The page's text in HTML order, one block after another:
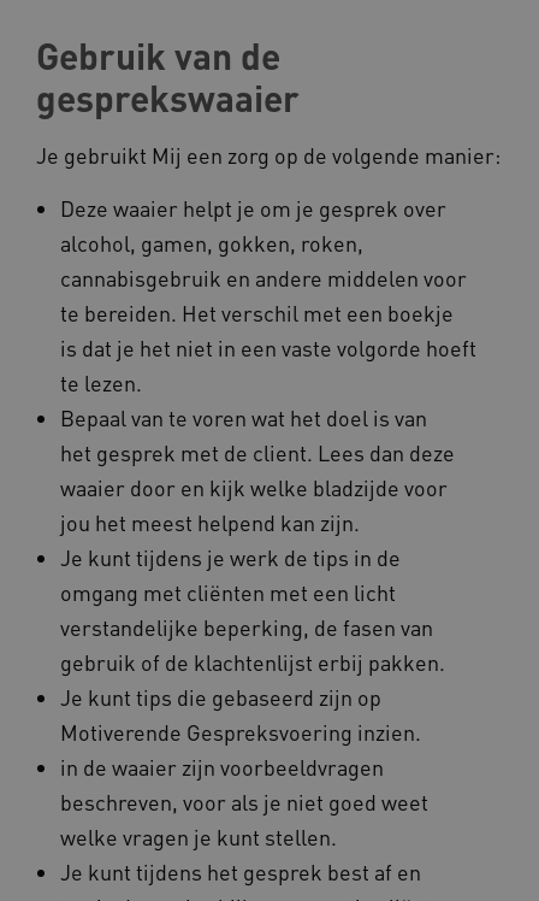
Gebruik van de
gesprekswaaier
Je gebruikt Mij een zorg op de volgende manier:
Deze waaier helpt je om je gesprek over
alcohol, gamen, gokken, roken,
cannabisgebruik en andere middelen voor
te bereiden. Het verschil met een boekje
is dat je het niet in een vaste volgorde hoeft
te lezen.
Bepaal van te voren wat het doel is van
het gesprek met de client. Lees dan deze
waaier door en kijk welke bladzijde voor
jou het meest helpend kan zijn.
Je kunt tijdens je werk de tips in de
omgang met cliënten met een licht
verstandelijke beperking, de fasen van
gebruik of de klachtenlijst erbij pakken.
Je kunt tips die gebaseerd zijn op
Motiverende Gespreksvoering inzien.
in de waaier zijn voorbeeldvragen
beschreven, voor als je niet goed weet
welke vragen je kunt stellen.
Je kunt tijdens het gesprek best af en
FPLC
__cf_bm
.vimeo.com
ARRAffinity
Microsoft Corporation
.www.kennispleingehandicaptensector.nl
CookieScriptConsent
CookieScript
Google Privacy Policy